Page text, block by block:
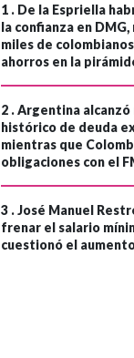
1 . De la Espriella
la confianza en
miles de
ahorros en la
2 .Argentina alcanzó
histórico de deuda
mientras que
obligaciones con el
3 .José Manuel
frenar el salario
cuestionó el